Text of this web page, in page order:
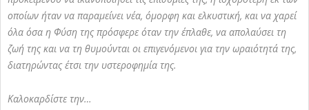
οποίων ήταν να παραμείνει νέα, όμορφη και ελκυστική, και να χαρεί
όλα όσα η Φύση της πρόσφερε όταν την έπλαθε, να απολαύσει τη
ζωή της και να τη θυμούνται οι επιγενόμενοι για την ωραιότητά της,
διατηρώντας έτσι την υστεροφημία της.
Καλοκαρδίστε την…